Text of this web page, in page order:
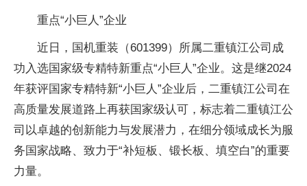
重点“小巨人”企业
近日，国机重装（601399）所属二重镇江公司成
功入选国家级专精特新重点“小巨人”企业。这是继2024
年获评国家专精特新“小巨人”企业后，二重镇江公司在
高质量发展道路上再获国家级认可，标志着二重镇江公
司以卓越的创新能力与发展潜力，在细分领域成长为服
务国家战略、致力于“补短板、锻长板、填空白”的重要
力量。